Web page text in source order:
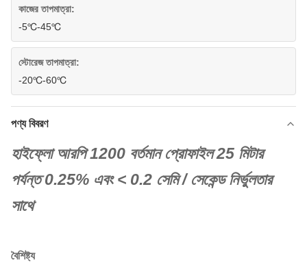
কাজের তাপমাত্রা:
-5℃-45℃
স্টোরেজ তাপমাত্রা:
-20℃-60℃
পণ্য বিবরণ
হাইফ্লো আরপি 1200 বর্তমান প্রোফাইল 25 মিটার
পর্যন্ত 0.25% এবং < 0.2 সেমি / সেকেন্ড নির্ভুলতার
সাথে
বৈশিষ্ট্য